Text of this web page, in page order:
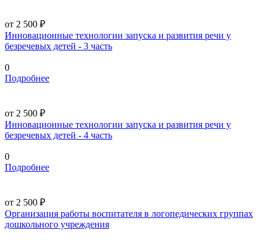
от 2 500 ₽
Инновационные технологии запуска и развития речи у
безречевых детей - 3 часть
0
Подробнее
от 2 500 ₽
Инновационные технологии запуска и развития речи у
безречевых детей - 4 часть
0
Подробнее
от 2 500 ₽
Организация работы воспитателя в логопедических группах
дошкольного учреждения